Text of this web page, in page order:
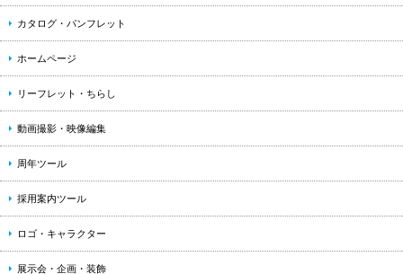
カタログ・パンフレット
ホームページ
リーフレット・ちらし
動画撮影・映像編集
周年ツール
採用案内ツール
ロゴ・キャラクター
展示会・企画・装飾